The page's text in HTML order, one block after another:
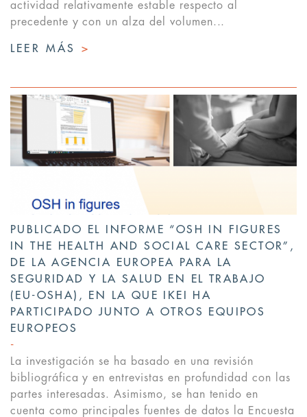
actividad relativamente estable respecto al
precedente y con un alza del volumen...
LEER MÁS >
PUBLICADO EL INFORME “OSH IN FIGURES
IN THE HEALTH AND SOCIAL CARE SECTOR”,
DE LA AGENCIA EUROPEA PARA LA
SEGURIDAD Y LA SALUD EN EL TRABAJO
(EU-OSHA), EN LA QUE IKEI HA
PARTICIPADO JUNTO A OTROS EQUIPOS
EUROPEOS
La investigación se ha basado en una revisión
bibliográfica y en entrevistas en profundidad con las
partes interesadas. Asimismo, se han tenido en
cuenta como principales fuentes de datos la Encuesta